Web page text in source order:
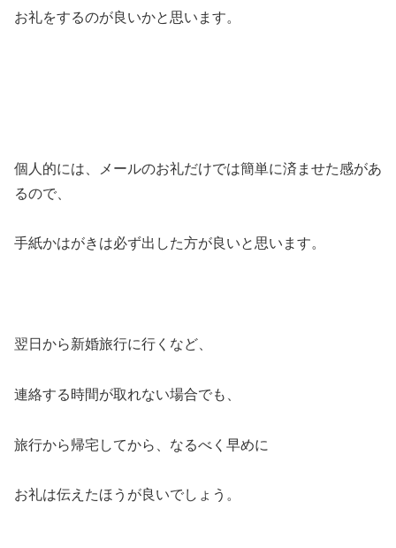
お礼をするのが良いかと思います。
個人的には、メールのお礼だけでは簡単に済ませた感があ
るので、
手紙かはがきは必ず出した方が良いと思います。
翌日から新婚旅行に行くなど、
連絡する時間が取れない場合でも、
旅行から帰宅してから、なるべく早めに
お礼は伝えたほうが良いでしょう。